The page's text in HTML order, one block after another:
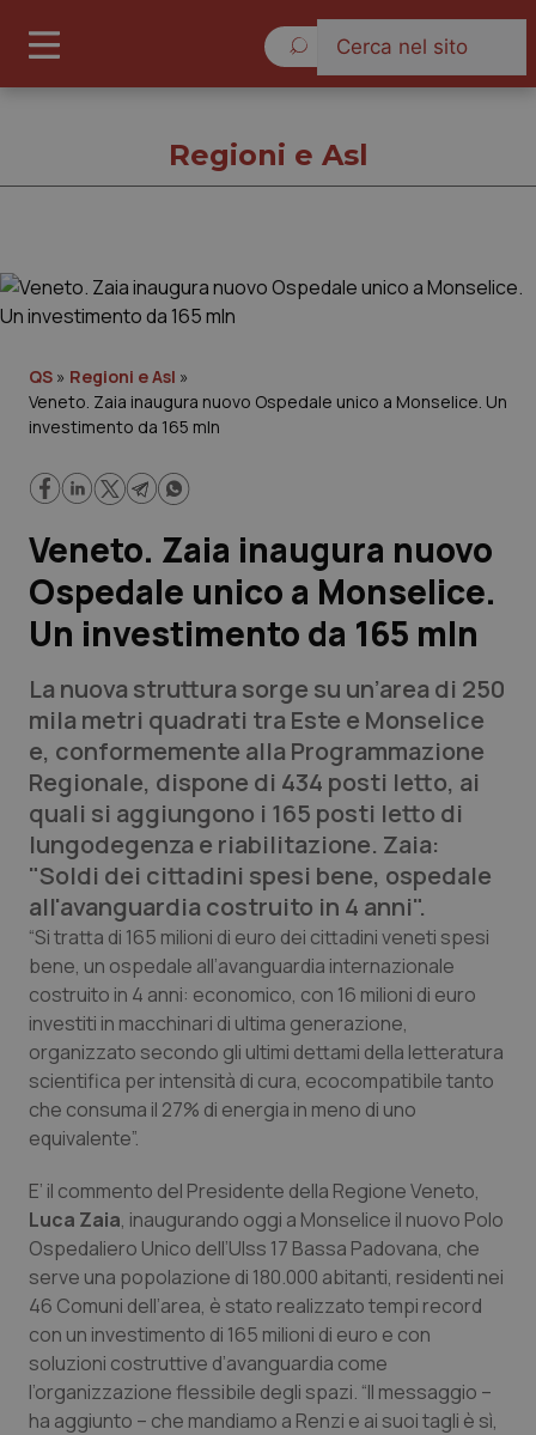
Governo e Parlamento
Regioni e Asl
Lavoro e Professioni
Scienza e Farmaci
Studi e Analisi
Lettere al direttore
Edizioni Regionali
QS Pro
Professionisti Sanitari.AI
Abruzzo
Basilicata
Calabria
Campania
Emilia-Romagna
Friuli Venezia Giulia
Lazio
Liguria
QS Pro Gold
Artrite & artrosi
Asma & BPCO
Car-T
Colesterolo & coronaropatie
Dermatite Atopica
Diabete & glucometri
Disturbi dell’umore
QS Club Newsletter
Regioni e Asl
QS » Regioni e Asl »
Veneto. Zaia inaugura nuovo Ospedale unico a Monselice. Un
investimento da 165 mln
Veneto. Zaia inaugura nuovo
Ospedale unico a Monselice.
Un investimento da 165 mln
La nuova struttura sorge su un’area di 250
mila metri quadrati tra Este e Monselice
e, conformemente alla Programmazione
Regionale, dispone di 434 posti letto, ai
quali si aggiungono i 165 posti letto di
lungodegenza e riabilitazione. Zaia:
"Soldi dei cittadini spesi bene, ospedale
all'avanguardia costruito in 4 anni".
“Si tratta di 165 milioni di euro dei cittadini veneti spesi
bene, un ospedale all’avanguardia internazionale
costruito in 4 anni: economico, con 16 milioni di euro
investiti in macchinari di ultima generazione,
organizzato secondo gli ultimi dettami della letteratura
scientifica per intensità di cura, ecocompatibile tanto
che consuma il 27% di energia in meno di uno
equivalente”.
E’ il commento del Presidente della Regione Veneto,
Luca Zaia, inaugurando oggi a Monselice il nuovo Polo
Ospedaliero Unico dell’Ulss 17 Bassa Padovana, che
serve una popolazione di 180.000 abitanti, residenti nei
46 Comuni dell’area, è stato realizzato tempi record
con un investimento di 165 milioni di euro e con
soluzioni costruttive d’avanguardia come
l’organizzazione flessibile degli spazi. “Il messaggio –
ha aggiunto – che mandiamo a Renzi e ai suoi tagli è sì,